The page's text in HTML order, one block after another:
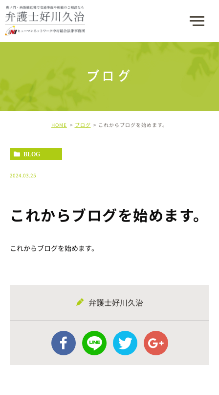
ブログ
HOME ブログ これからブログを始めます。
BLOG
2024.03.25
これからブログを始めます。
これからブログを始めます。
弁護士好川久治